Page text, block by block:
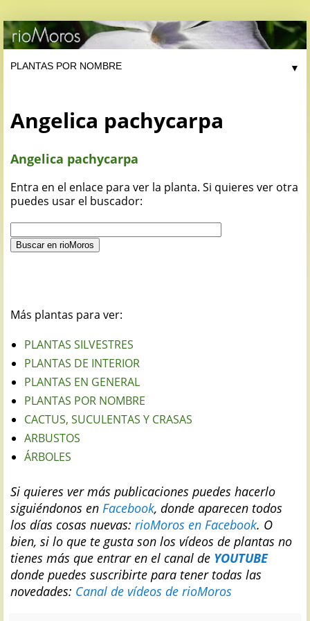
▼
Angelica pachycarpa
Angelica pachycarpa
Entra en el enlace para ver la planta. Si quieres ver otra
puedes usar el buscador:
Más plantas para ver:
PLANTAS SILVESTRES
PLANTAS DE INTERIOR
PLANTAS EN GENERAL
PLANTAS POR NOMBRE
CACTUS, SUCULENTAS Y CRASAS
ARBUSTOS
ÁRBOLES
Si quieres ver más publicaciones puedes hacerlo
siguiéndonos en Facebook, donde aparecen todos
los días cosas nuevas: rioMoros en Facebook. O
bien, si lo que te gusta son los vídeos de plantas no
tienes más que entrar en el canal de YOUTUBE
donde puedes suscribirte para tener todas las
novedades: Canal de vídeos de rioMoros